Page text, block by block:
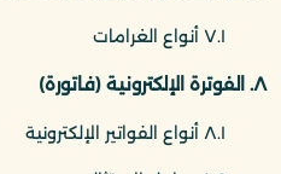
٧.١ أنواع الغرامات
٨. الفوترة الإلكترونية (فاتورة)
٨.١ أنواع الفواتير الإلكترونية